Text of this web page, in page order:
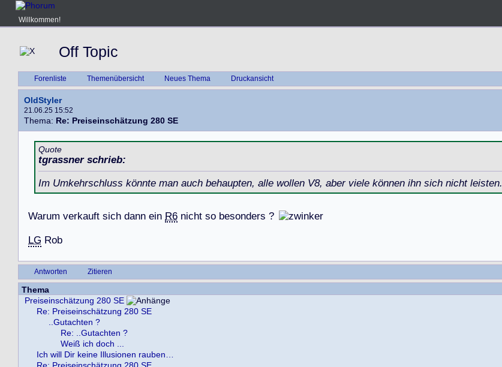
Willkommen!
Off Topic
Forenliste Themenübersicht Neues Thema Druckansicht
OldStyler
21.06.25 15:52
Thema: Re: Preiseinschätzung 280 SE
Quote
tgrassner schrieb:
Im Umkehrschluss könnte man auch behaupten, alle wollen V8, aber viele können ihn sich nicht leisten.
Warum verkauft sich dann ein R6 nicht so besonders ?
LG Rob
Antworten Zitieren
Thema
Preiseinschätzung 280 SE
Re: Preiseinschätzung 280 SE
..Gutachten ?
Re: ..Gutachten ?
Weiß ich doch ...
Ich will Dir keine Illusionen rauben…